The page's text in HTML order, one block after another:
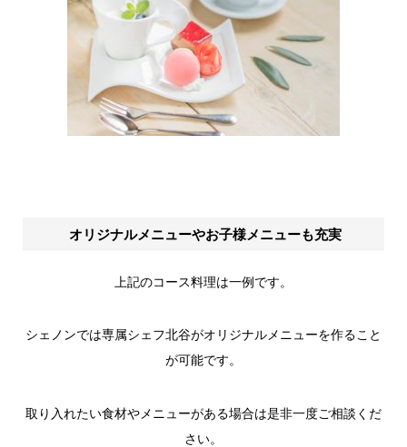
オリジナルメニューやお子様メニューも充実
上記のコース料理は一例です。
シェノンでは専属シェフ北谷がオリジナルメニューを作ること
が可能です。
取り入れたい食材やメニューがある場合は是非一度ご相談くだ
さい。